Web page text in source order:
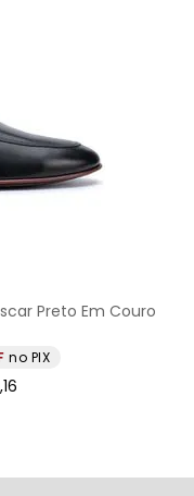
Preto Em Couro
no PIX
,16